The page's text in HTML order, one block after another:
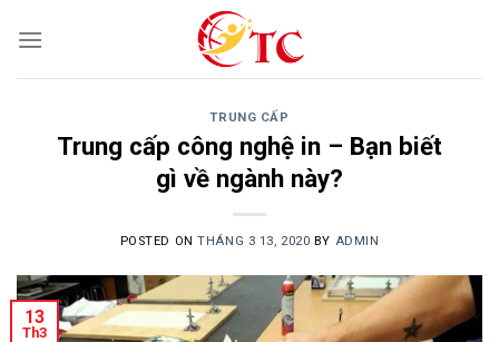
TRUNG CẤP
Trung cấp công nghệ in – Bạn biết
gì về ngành này?
POSTED ONTHÁNG 3 13, 2020 BY ADMIN
13
Th3